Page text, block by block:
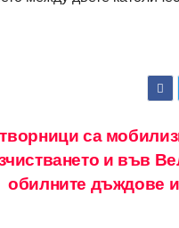
са
и във
обилните дъждове